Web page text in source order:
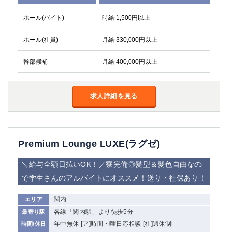
ホール(バイト) 時給 1,500円以上
ホール(社員) 月給 330,000円以上
幹部候補 月給 400,000円以上
求人詳細を見る
Premium Lounge LUXE(ラグゼ)
＼給与全額日払いOK！／寮完備◎髪型＆髪色自由なの
で学生さんのアルバイトにオススメ！送り・社保あり！
エリア 関内
最寄り駅 各線「関内駅」より徒歩5分
時間/休日 年中無休 [ア]時間・曜日応相談 [社]週休制
成増駅徒歩3分の好立地！①JR埼京線「赤羽駅」から徒歩2分 ②東
三軒茶屋（南口）
①歌舞伎町 ②新宿 ③新宿三丁目 ④西
①歌舞伎町 ②新宿 ③西部新宿 ③東新宿
①歌舞伎町 ②新宿
①銀座 ②新橋
錦糸町(南口)
蒲田(西口)
清瀬（南口）
①東武練馬 ②成増・板橋 ③大山 ②池袋
金町
大井町
下赤塚
三鷹
新小岩
幡ヶ谷
祖師ヶ谷大蔵
小岩
市川
西麻布
五井
神奈川県